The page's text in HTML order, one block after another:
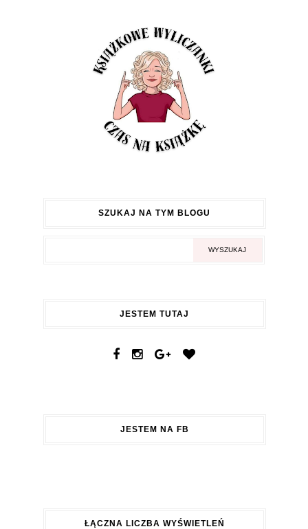
SZUKAJ NA TYM BLOGU
JESTEM TUTAJ
JESTEM NA FB
ŁĄCZNA LICZBA WYŚWIETLEŃ